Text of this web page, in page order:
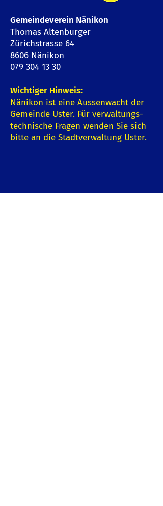
Gemeindeverein Nänikon
Thomas Altenburger
Zürichstrasse 64
8606 Nänikon
079 304 13 30
Wichtiger Hinweis:
Nänikon ist eine Aussenwacht der
Gemeinde Uster. Für verwaltungs-
technische Fragen wenden Sie sich
bitte an die Stadtverwaltung Uster.